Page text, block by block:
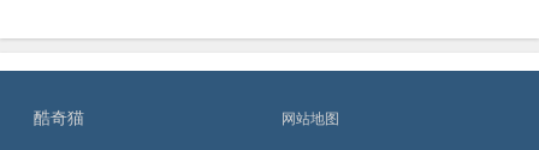
酷奇猫 网站地图